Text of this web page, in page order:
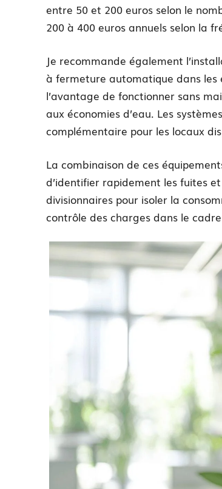
entre 50 et 200 euros selon le
200 à 400 euros annuels selon la
Je recommande également
à fermeture automatique dans les
l’avantage de fonctionner sans
aux économies d’eau. Les
complémentaire pour les locaux
La combinaison de ces
d’identifier rapidement les fuites
divisionnaires pour isoler la
contrôle des charges dans le cadre